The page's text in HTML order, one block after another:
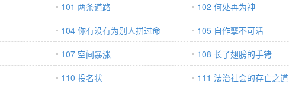
101 两条道路
102 何处再为神
104 你有没有为别人拼过命
105 自作孽不可活
107 空间暴涨
108 长了翅膀的手铐
110 投名状
111 法治社会的存亡之道